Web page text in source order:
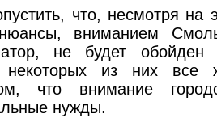
что, несмотря на
нюансы, вниманием
не будет
некоторых из них все
что внимание
нужды.